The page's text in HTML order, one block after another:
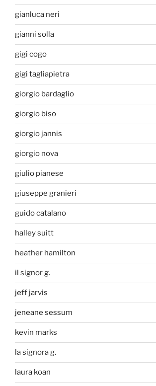
gianluca neri
gianni solla
gigi cogo
gigi tagliapietra
giorgio bardaglio
giorgio biso
giorgio jannis
giorgio nova
giulio pianese
giuseppe granieri
guido catalano
halley suitt
heather hamilton
il signor g.
jeff jarvis
jeneane sessum
kevin marks
la signora g.
laura koan